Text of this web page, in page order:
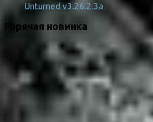
Unturned v3.26.2.3a
Горячая новинка